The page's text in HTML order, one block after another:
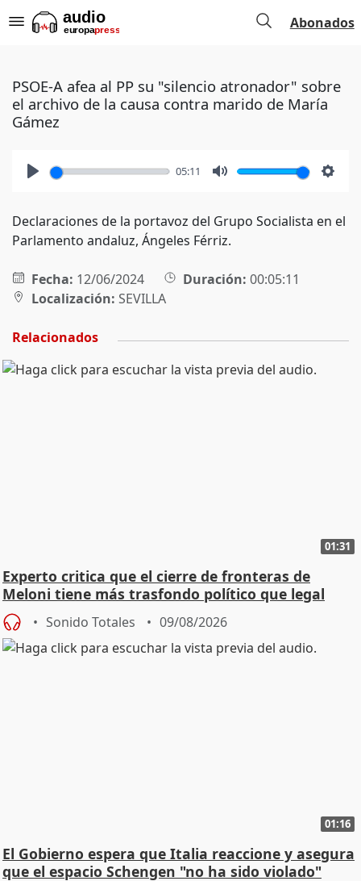
Abonados
PSOE-A afea al PP su "silencio atronador" sobre
el archivo de la causa contra marido de María
Gámez
05:11
Declaraciones de la portavoz del Grupo Socialista en el
Parlamento andaluz, Ángeles Férriz.
Fecha: 12/06/2024 Duración: 00:05:11
Localización: SEVILLA
Relacionados
01:31
Experto critica que el cierre de fronteras de
Meloni tiene más trasfondo político que legal
Sonido Totales 09/08/2026
01:16
El Gobierno espera que Italia reaccione y asegura
que el espacio Schengen "no ha sido violado"